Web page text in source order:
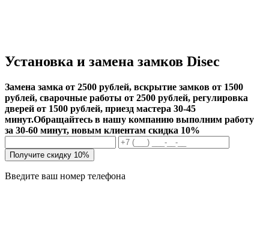
Установка и замена замков Disec
Замена замка от 2500 рублей, вскрытие замков от 1500
рублей, сварочные работы от 2500 рублей, регулировка
дверей от 1500 рублей, приезд мастера 30-45
минут.Обращайтесь в нашу компанию выполним работу
за 30-60 минут, новым клиентам скидка 10%
Получите скидку 10%
Введите ваш номер телефона